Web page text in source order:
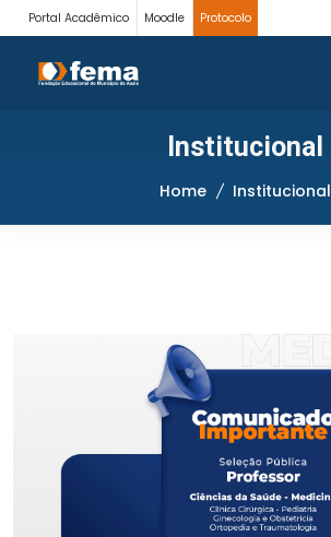
Portal Acadêmico Moodle Protocolo
Institucional
Home Institucional